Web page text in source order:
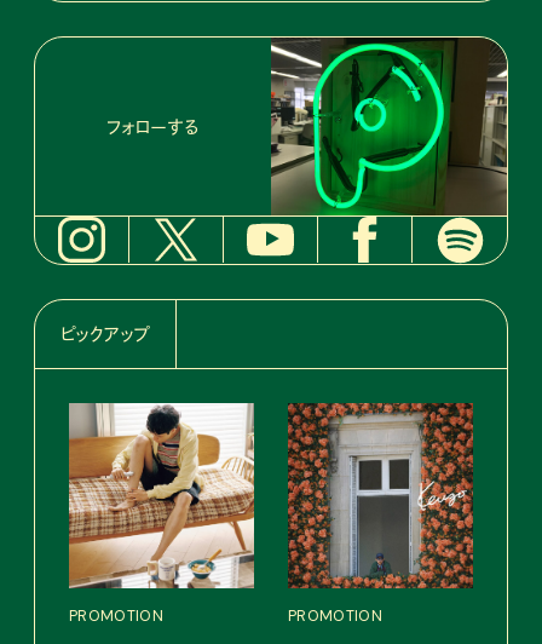
フォローする
ピックアップ
PROMOTION PROMOTION